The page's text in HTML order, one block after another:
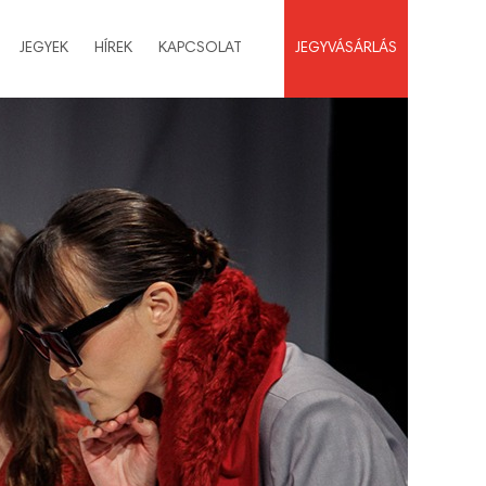
JEGYEK HÍREK KAPCSOLAT JEGYVÁSÁRLÁS